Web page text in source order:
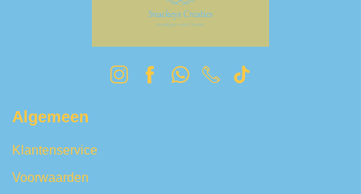
Algemeen
Klantenservice
Voorwaarden